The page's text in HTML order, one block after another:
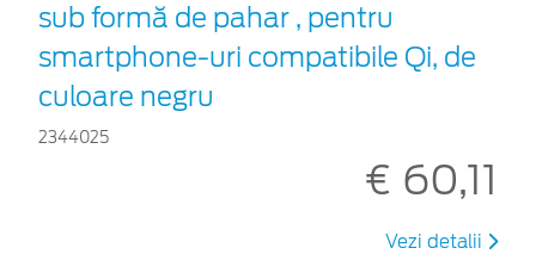
sub formă de pahar , pentru
smartphone-uri compatibile Qi, de
culoare negru
2344025
€ 60,11
Vezi detalii